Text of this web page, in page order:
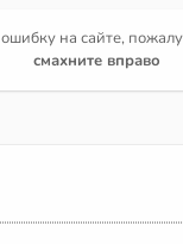
на сайте,
смахните вправо